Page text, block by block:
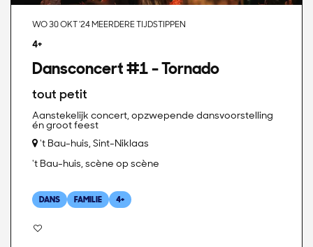
Dansconcert #1 - Tornado
tout petit
4+
WO 30 OKT '24MEERDERE TIJDSTIPPEN
Aanstekelijk concert, opzwepende dansvoorstelling
én groot feest
't Bau-huis, Sint-Niklaas
't Bau-huis, scène op scène
DANS FAMILIE 4+